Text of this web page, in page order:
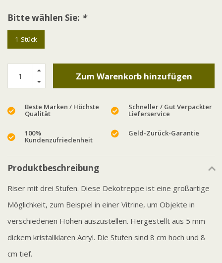
Bitte wählen Sie: *
1 Stück
Zum Warenkorb hinzufügen
Beste Marken / Höchste
Qualität
Schneller / Gut Verpackter
Lieferservice
100%
Kundenzufriedenheit
Geld-Zurück-Garantie
Produktbeschreibung
Riser mit drei Stufen. Diese Dekotreppe ist eine großartige
Möglichkeit, zum Beispiel in einer Vitrine, um Objekte in
verschiedenen Höhen auszustellen. Hergestellt aus 5 mm
dickem kristallklaren Acryl. Die Stufen sind 8 cm hoch und 8
cm tief.